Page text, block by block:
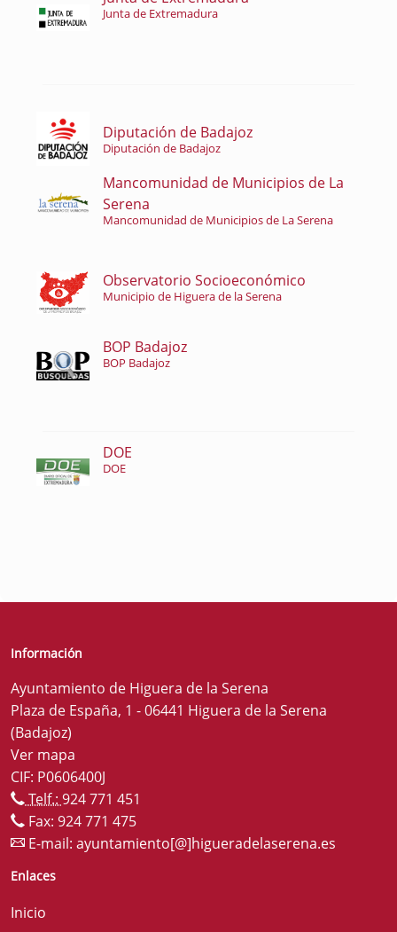
Junta de Extremadura
Diputación de Badajoz
Diputación de Badajoz
Mancomunidad de Municipios de La
Serena
Mancomunidad de Municipios de La Serena
Observatorio Socioeconómico
Municipio de Higuera de la Serena
BOP Badajoz
BOP Badajoz
DOE
DOE
Información
Ayuntamiento de Higuera de la Serena
Plaza de España, 1 - 06441 Higuera de la Serena
(Badajoz)
Ver mapa
CIF: P0606400J
Telf.: 924 771 451
Fax: 924 771 475
E-mail: ayuntamiento[@]higueradelaserena.es
Enlaces
Inicio